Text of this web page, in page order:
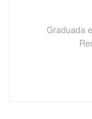
Graduada